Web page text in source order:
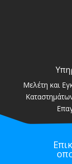
Μελέτη και